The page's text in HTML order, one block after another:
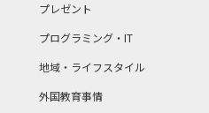
プレゼント
プログラミング・IT
地域・ライフスタイル
外国教育事情